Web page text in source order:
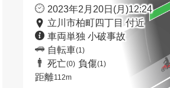
2023年2月20日(月)12:24
立川市柏町四丁目 付近
車両単独 小破事故
自転車(1)
死亡(0) 負傷(1)
距離112m